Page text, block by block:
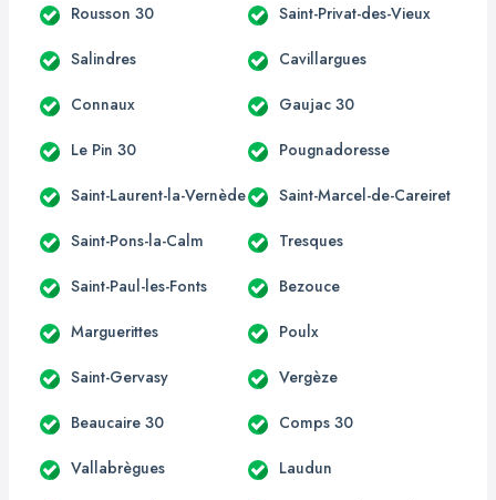
Rousson 30 Saint-Privat-des-Vieux
Salindres Cavillargues
Connaux Gaujac 30
Le Pin 30 Pougnadoresse
Saint-Laurent-la-Vernède Saint-Marcel-de-Careiret
Saint-Pons-la-Calm Tresques
Saint-Paul-les-Fonts Bezouce
Marguerittes Poulx
Saint-Gervasy Vergèze
Beaucaire 30 Comps 30
Vallabrègues Laudun